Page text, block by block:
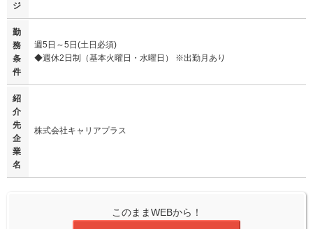
ジ
勤
務
条
件
週5日～5日(土日必須)
◆週休2日制（基本火曜日・水曜日） ※出勤月あり
紹
介
先
企
業
名
株式会社キャリアプラス
このままWEBから！